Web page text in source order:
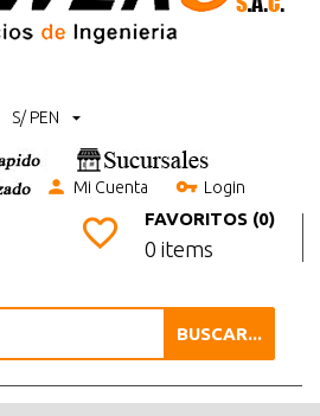
S/ PEN
Mi Cuenta Login
FAVORITOS (0)
0 items
BUSCAR...